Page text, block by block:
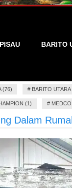
BARITO
(76) # BARITO UTARA
(1) #
Dalam